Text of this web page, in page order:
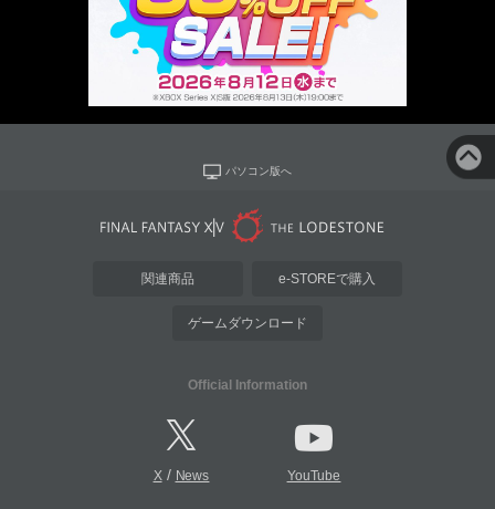
パソコン版へ
関連商品 e-STOREで購入
ゲームダウンロード
Official Information
X/ News YouTube